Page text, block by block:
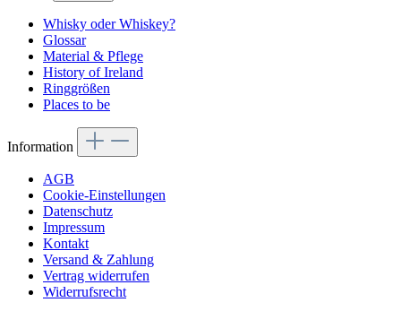
Whisky oder Whiskey?
Glossar
Material & Pflege
History of Ireland
Ringgrößen
Places to be
Information
AGB
Cookie-Einstellungen
Datenschutz
Impressum
Kontakt
Versand & Zahlung
Vertrag widerrufen
Widerrufsrecht